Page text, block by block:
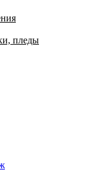
пледы